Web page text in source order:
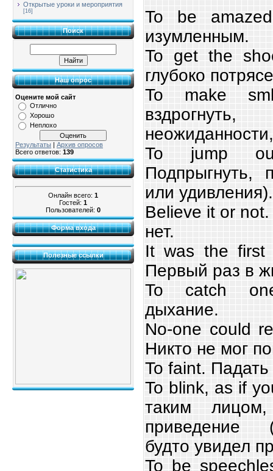
Открытые уроки и мероприятия
[16]
Поиск
Наш опрос
Оцените мой сайт
Отлично
Хорошо
Неплохо
Результаты | Архив опросов
Всего ответов: 139
Статистика
Онлайн всего: 1
Гостей: 1
Пользователей: 0
Форма входа
Полезные ссылки
To be
изумленным.
To get the
глубоко
To make
To jump
Подпрыгнуть,
или удивления).
Believe it or not.
нет.
It was the first
Первый раз в
To catch
дыхание.
No-one could
Никто не мог
To faint.
To blink, as if
таким
приведение
будто увидел
To be